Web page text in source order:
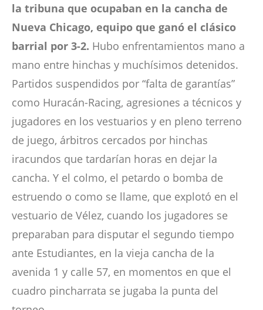
la tribuna que ocupaban en la cancha de
Nueva Chicago, equipo que ganó el clásico
barrial por 3-2. Hubo enfrentamientos mano a
mano entre hinchas y muchísimos detenidos.
Partidos suspendidos por “falta de garantías”
como Huracán-Racing, agresiones a técnicos y
jugadores en los vestuarios y en pleno terreno
de juego, árbitros cercados por hinchas
iracundos que tardarían horas en dejar la
cancha. Y el colmo, el petardo o bomba de
estruendo o como se llame, que explotó en el
vestuario de Vélez, cuando los jugadores se
preparaban para disputar el segundo tiempo
ante Estudiantes, en la vieja cancha de la
avenida 1 y calle 57, en momentos en que el
cuadro pincharrata se jugaba la punta del